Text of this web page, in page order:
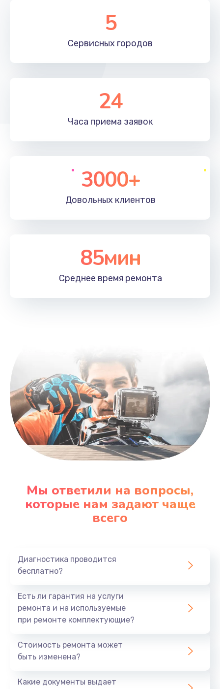
5
Сервисных городов
24
Часа приема заявок
3000+
Довольных клиентов
85мин
Среднее время ремонта
Мы ответили на вопросы,
которые нам задают чаще
всего
Диагностика проводится
бесплатно?
Есть ли гарантия на услуги
ремонта и на используемые
при ремонте комплектующие?
Стоимость ремонта может
быть изменена?
Какие документы выдает